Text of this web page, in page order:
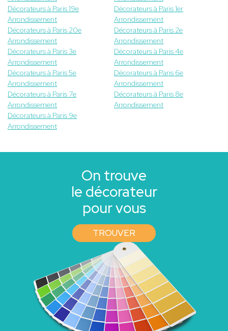
Décorateurs à Paris 19e
Arrondissement
Décorateurs à Paris 1er
Arrondissement
Décorateurs à Paris 20e
Arrondissement
Décorateurs à Paris 2e
Arrondissement
Décorateurs à Paris 3e
Arrondissement
Décorateurs à Paris 4e
Arrondissement
Décorateurs à Paris 5e
Arrondissement
Décorateurs à Paris 6e
Arrondissement
Décorateurs à Paris 7e
Arrondissement
Décorateurs à Paris 8e
Arrondissement
Décorateurs à Paris 9e
Arrondissement
On trouve
le décorateur
pour vous
TROUVER